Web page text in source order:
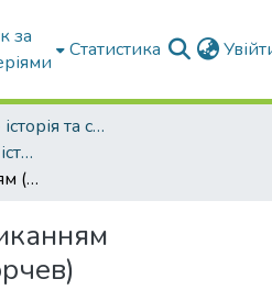
за
Статистика
"Alma Mater" - історія та сьогодення Університету
Видатні особистості в історії Університету
Ректор за покликанням (Володимир Кюрчев)